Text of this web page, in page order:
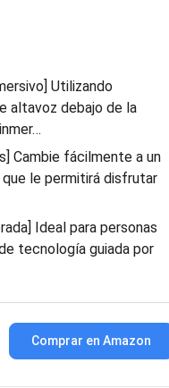
Utilizando
altavoz debajo de la
Cambie fácilmente a un
le permitirá disfrutar
Ideal para personas
tecnología guiada por
Comprar en Amazon